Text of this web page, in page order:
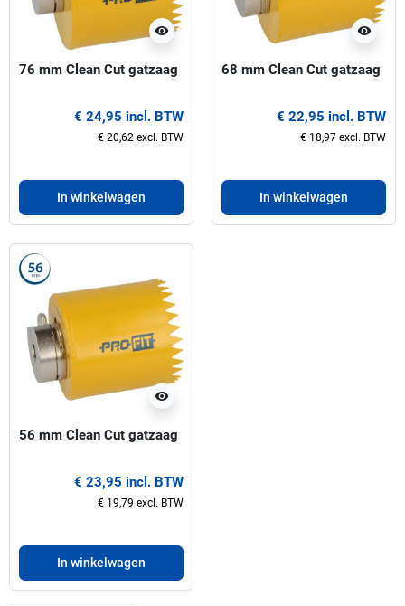
visibility
76 mm Clean Cut gatzaag
€ 24,95 incl. BTW
€ 20,62 excl. BTW
In winkelwagen
visibility
68 mm Clean Cut gatzaag
€ 22,95 incl. BTW
€ 18,97 excl. BTW
In winkelwagen
visibility
56 mm Clean Cut gatzaag
€ 23,95 incl. BTW
€ 19,79 excl. BTW
In winkelwagen